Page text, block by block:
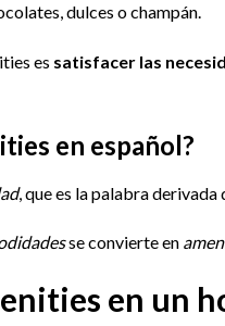
dulces o champán.
es satisfacer las
en español?
, que es la palabra derivada
se convierte en
en un